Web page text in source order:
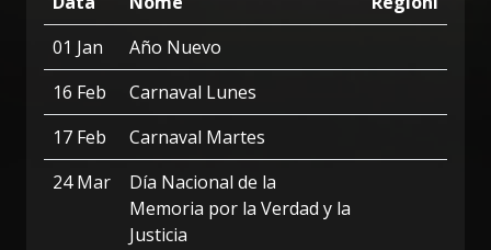
01 Jan
Año Nuevo
16 Feb
Carnaval Lunes
17 Feb
Carnaval Martes
24 Mar
Día Nacional de la
Memoria por la Verdad y la
Justicia